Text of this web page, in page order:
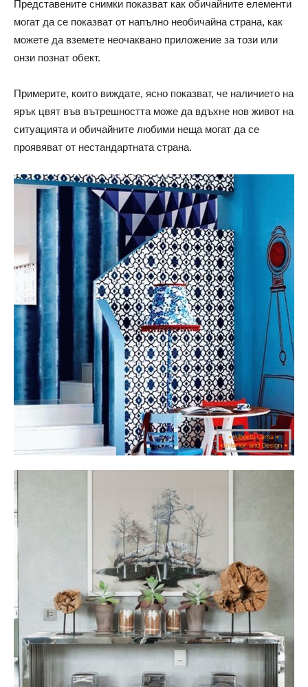
Представените снимки показват как обичайните елементи
могат да се показват от напълно необичайна страна, как
можете да вземете неочаквано приложение за този или
онзи познат обект.
Примерите, които виждате, ясно показват, че наличието на
ярък цвят във вътрешността може да вдъхне нов живот на
ситуацията и обичайните любими неща могат да се
проявяват от нестандартната страна.